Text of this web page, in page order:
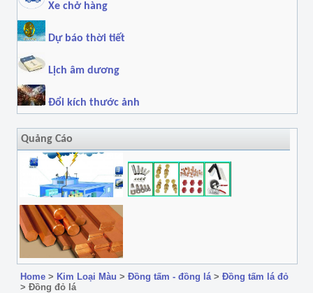
Xe chở hàng
Dự báo thời tiết
Lịch âm dương
Đổi kích thước ảnh
Quảng Cáo
Home > Kim Loại Màu > Đồng tấm - đồng lá > Đồng tấm lá đỏ
> Đồng đỏ lá